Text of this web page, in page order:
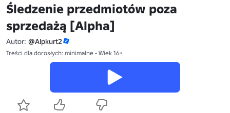
Śledzenie przedmiotów poza
sprzedażą [Alpha]
Autor: @Alpkurt2
Treści dla dorosłych: minimalne • Wiek 16+